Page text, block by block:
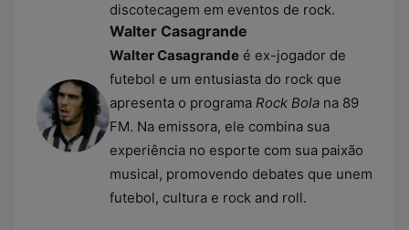
discotecagem em eventos de rock.
Walter Casagrande
Walter Casagrande é ex-jogador de
futebol e um entusiasta do rock que
apresenta o programa Rock Bola na 89
FM. Na emissora, ele combina sua
experiência no esporte com sua paixão
musical, promovendo debates que unem
futebol, cultura e rock and roll.